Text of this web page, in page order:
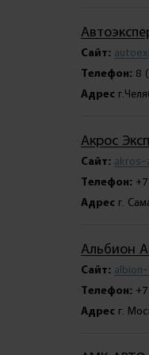
Сайт:
Телефон: 8
Адрес
Акрос
Сайт: akros-
Телефон:
Адрес г.
Альбион
Сайт:
Телефон:
Адрес г.